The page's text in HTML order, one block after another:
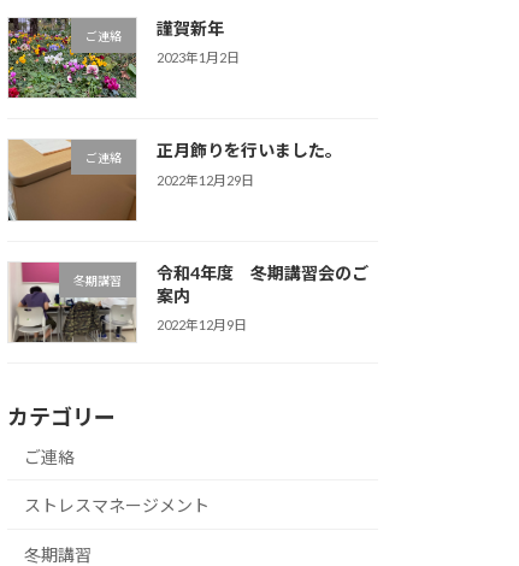
ご連絡 謹賀新年
2023年1月2日
ご連絡 正月飾りを行いました。
2022年12月29日
冬期講習
令和4年度 冬期講習会のご
案内
2022年12月9日
カテゴリー
ご連絡
ストレスマネージメント
冬期講習